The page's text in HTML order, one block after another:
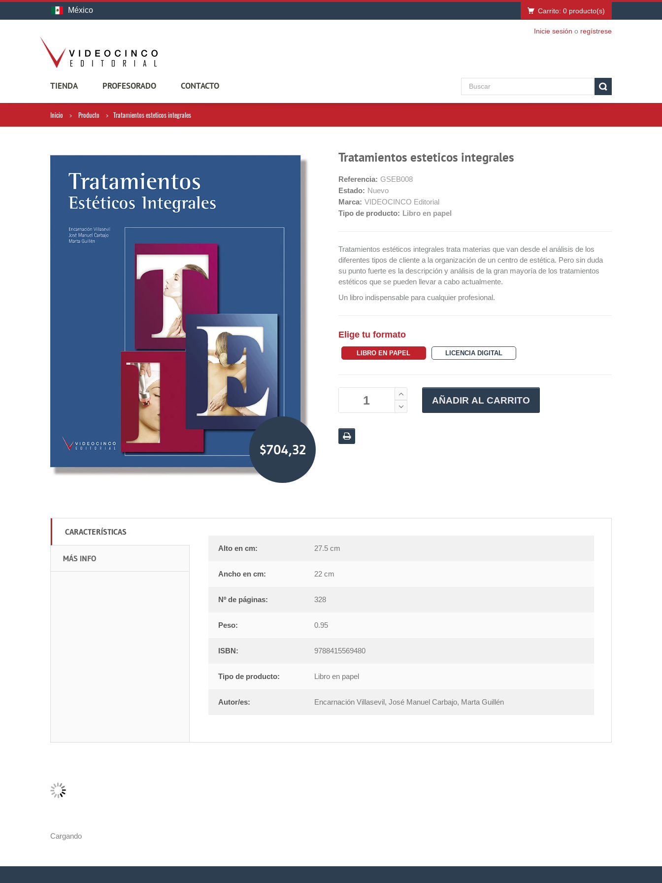
México Carrito: 0 producto(s)
Inicie sesión o regístrese
TIENDA PROFESORADO CONTACTO
Inicio Producto Tratamientos esteticos integrales
$704,32
Tratamientos esteticos integrales
Referencia: GSEB008
Estado: Nuevo
Marca: VIDEOCINCO Editorial
Tipo de producto: Libro en papel
Tratamientos estéticos integrales trata materias que van desde el análisis de los
diferentes tipos de cliente a la organización de un centro de estética. Pero sin duda
su punto fuerte es la descripción y análisis de la gran mayoría de los tratamientos
estéticos que se pueden llevar a cabo actualmente.
Un libro indispensable para cualquier profesional.
Elige tu formato
LIBRO EN PAPEL LICENCIA DIGITAL
AÑADIR AL CARRITO
CARACTERÍSTICAS
MÁS INFO
Alto en cm: 27.5 cm
Ancho en cm: 22 cm
Nº de páginas: 328
Peso: 0.95
ISBN: 9788415569480
Tipo de producto: Libro en papel
Autor/es: Encarnación Villasevil, José Manuel Carbajo, Marta Guillén
Cargando